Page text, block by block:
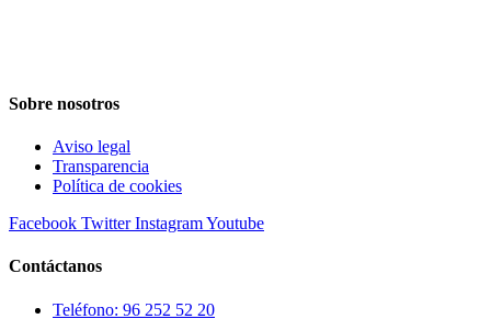
Sobre nosotros
Aviso legal
Transparencia
Política de cookies
Facebook Twitter InstagramYoutube
Contáctanos
Teléfono: 96 252 52 20